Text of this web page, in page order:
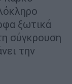
ξωτικά
σύγκρουση
την